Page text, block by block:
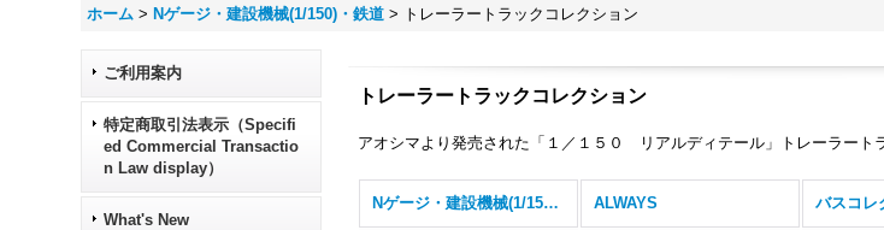
ホーム > Nゲージ・建設機械(1/150)・鉄道 > トレーラートラックコレクション
ご利用案内
特定商取引法表示（Specifi
ed Commercial Transactio
n Law display）
What's New
トレーラートラックコレクション
アオシマより発売された「１／１５０ リアルディテール」トレーラート
Nゲージ・建設機械(1/150)・鉄道 (全商品) ALWAYS バスコレ